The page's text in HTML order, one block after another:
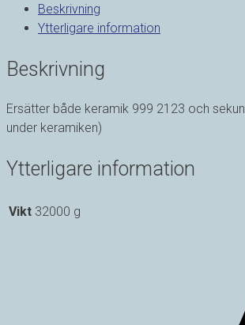
Beskrivning
Ytterligare information
Beskrivning
Ersätter både keramik 999 2123 och
under keramiken)
Ytterligare information
Vikt 32000 g